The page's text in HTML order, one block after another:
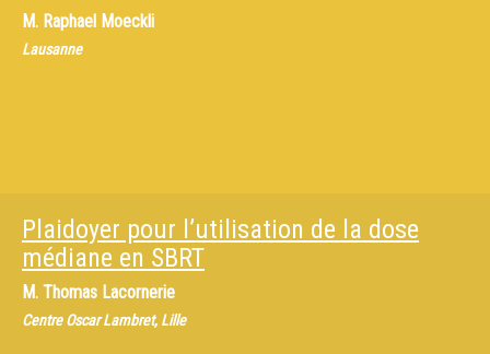
M. Raphael Moeckli
Lausanne
Plaidoyer pour l’utilisation de la dose
médiane en SBRT
M. Thomas Lacornerie
Centre Oscar Lambret, Lille